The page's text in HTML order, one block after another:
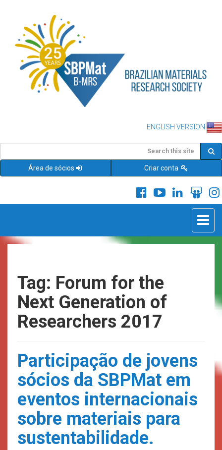
ENGLISH VERSION
Área de sócios Criar conta
Toggle
Tag: Forum for the
Next Generation of
Researchers 2017
Participação de jovens
sócios da SBPMat em
eventos internacionais
sobre materiais para
sustentabilidade.